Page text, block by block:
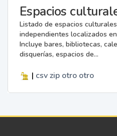
Espacios
Listado de espacios
independientes localizados
Incluye bares, bibliotecas,
disquerías, espacios de...
| csv zip otro otro